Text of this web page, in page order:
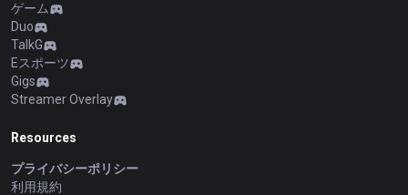
ゲーム
Duo
TalkG
Eスポーツ
Gigs
Streamer Overlay
Resources
プライバシーポリシー
利用規約